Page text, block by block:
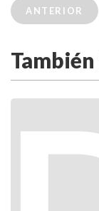
ANTERIOR